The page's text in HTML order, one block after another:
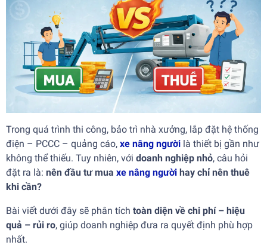
Trong quá trình thi công, bảo trì nhà xưởng, lắp đặt hệ thống
điện – PCCC – quảng cáo, xe nâng người là thiết bị gần như
không thể thiếu. Tuy nhiên, với doanh nghiệp nhỏ, câu hỏi
đặt ra là: nên đầu tư mua xe nâng người hay chỉ nên thuê
khi cần?
Bài viết dưới đây sẽ phân tích toàn diện về chi phí – hiệu
quả – rủi ro, giúp doanh nghiệp đưa ra quyết định phù hợp
nhất.